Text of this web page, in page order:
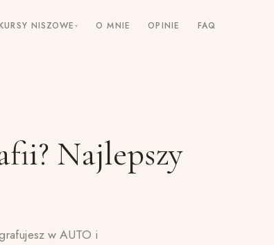
NISZOWE ▾ O MNIE OPINIE FAQ
Najlepszy
w AUTO i